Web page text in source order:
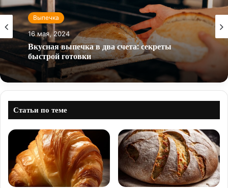
Выпечка
16 мая, 2024
Вкусная выпечка в два счета: секреты
быстрой готовки
Статьи по теме